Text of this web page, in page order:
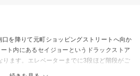
口を降りて元町ショッピングストリートへ向か
ト内にあるセイジョーというドラックストア
ります。エレベーターまでに3段ほど階段がご